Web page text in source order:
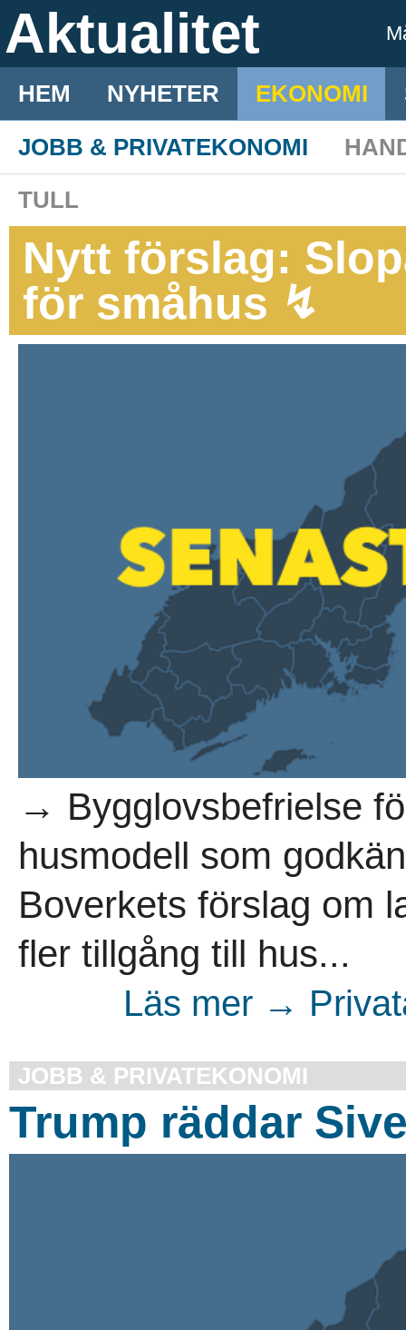
Aktualitet
HEM NYHETER EKONOMI
JOBB & PRIVATEKONOMI
TULL
Nytt förslag:
för småhus ↯
→ Bygglovsbefrielse
husmodell som
Boverkets förslag om
fler tillgång till hus...
Läs mer →
JOBB & PRIVATEKONOMI
Trump räddar